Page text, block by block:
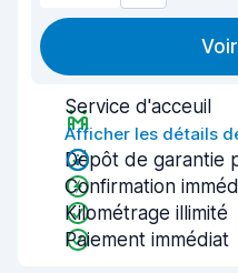
Service d'acceuil
Afficher les détails
Dépôt de garantie
Confirmation
Kilométrage illimité
Paiement immédiat